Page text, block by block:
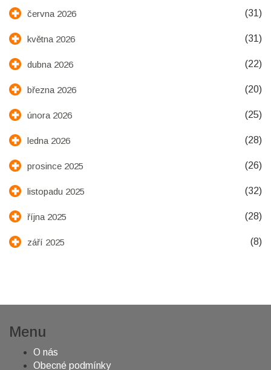
června 2026 (31)
května 2026 (31)
dubna 2026 (22)
března 2026 (20)
února 2026 (25)
ledna 2026 (28)
prosince 2025 (26)
listopadu 2025 (32)
října 2025 (28)
září 2025 (8)
Menu
O nás
Obecné podmínky